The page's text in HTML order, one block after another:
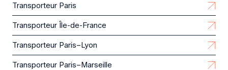
Transporteur Paris
Transporteur Île-de-France
Transporteur Paris–Lyon
Transporteur Paris–Marseille